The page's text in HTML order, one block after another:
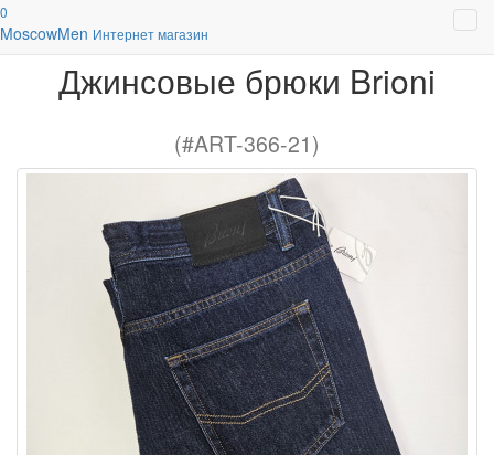
0
MoscowMen Интернет магазин
Джинсовые брюки Brioni
(#ART-366-21)